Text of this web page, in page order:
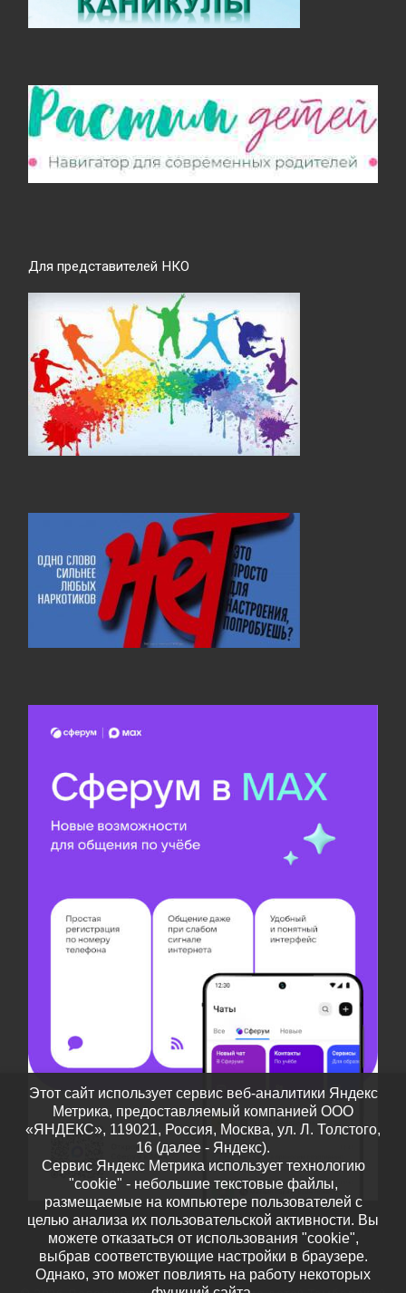
Для представителей НКО
Этот сайт использует сервис веб-аналитики Яндекс
Метрика, предоставляемый компанией ООО
«ЯНДЕКС», 119021, Россия, Москва, ул. Л. Толстого,
16 (далее - Яндекс).
Сервис Яндекс Метрика использует технологию
"cookie" - небольшие текстовые файлы,
размещаемые на компьютере пользователей с
целью анализа их пользовательской активности. Вы
можете отказаться от использования "cookie",
выбрав соответствующие настройки в браузере.
Однако, это может повлиять на работу некоторых